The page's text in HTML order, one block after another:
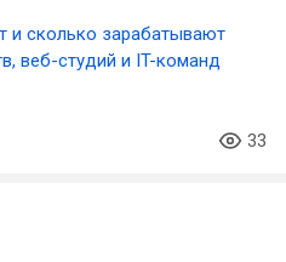
и сколько зарабатывают
веб-студий и IT-команд
33